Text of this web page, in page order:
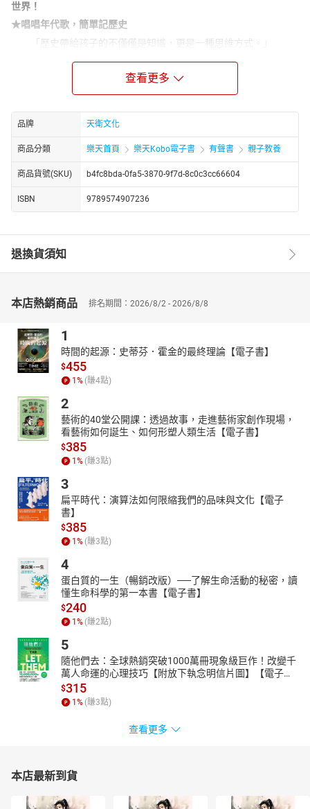
世界！
★唱唱年代歌，簡單記歷史
「歷史帶給孩子的不僅僅是知識，更是一種思維方式。」
《說給兒童的中國歷史》套書共10冊，選出自史前神話到近代，影
響中國歷史的傑出人物及事件，淺白精鍊的文字，讓孩子在學齡前
就開始建立初步的歷史概念。書後特別企畫「互動學習指南」，激
新的能力，在遊戲中輕鬆學歷史！
鄭成功趕走紅毛鬼，鹿耳門水道登陸大顯神通；
康熙屢次派兵打羅剎，展現國力劃清中俄邊境；
機智文人當屬畫家縣長鄭板橋、文學家紀曉嵐；
欽差大臣林則徐，杜絕鴉片，鐵心燒毀兩萬箱；
洪秀全心懷國家藍圖，太平天國起義終究成空；
偉大鐵路工程師詹天佑，修築中國自己的鐵路。
我們說到清朝，介紹令人尊敬的民族英雄、恪守其職的欽差大
中俄兩國曾經簽訂的條約，和中國有史以來參加人數最多的人民起
【本書關鍵字】
清、林則徐、黑旗軍、有聲書、歷史故事、中國、歷史、歷史人
物、判斷力、思考力
【本書資料】
有聲書
適讀年齡：4～6歲親子共讀；7歲以上自己聆聽
【本書特色】
1****親子討論促進思考
每一篇故事後，皆附【從古看今】賞析，引導孩子共讀與討
論；藉由閱讀過去，思考現在與未來。
2****語文知識大觀園
除了中國歷史年代歌，故事字裡行間更有大量成語、俗諺、歇
後語和節日習俗等，讓語文知識不知不覺內化進孩子的腦中。
3****小故事，大道理
書中所選的歷史人物遍及各個層面，有帝王、英雄將相、藝術
家、發明家、教育家……使孩子接觸到多元的價值觀，思考環境保
護、忠心、誠信等議題。
特別邀請悅讀學堂執行長葛琦霞老師指導，帶領10位閱讀推廣
名師共同企畫，設計每冊故事的互動學習指南，利用連連看、走迷
宮、心智圖、思考帽、故事梯、5W1H提問等創意遊戲促進孩子思
考，培養發現、歸納、與解決問題的能力。
年成立天衛文化圖書股份有限公司，專門出版少年兒童圖書，現任
在臺灣眾多少兒讀物中，獨樹一幟，力求培養中文兒童讀物寫作、
查看更多
品牌 天衛文化
商品分類 樂天首頁 樂天Kobo電子書 有聲書 親子教養
商品貨號(SKU) b4fc8bda-0fa5-3870-9f7d-8c0c3cc66604
ISBN 9789574907236
退換貨須知
本店熱銷商品 排名期間：2026/8/2 - 2026/8/8
1
時間的起源：史蒂芬．霍金的最終理論【電子書】
$455
1 % (賺4點)
2
藝術的40堂公開課：透過故事，走進藝術家創作現場，
看藝術如何誕生、如何形塑人類生活【電子書】
$385
1 % (賺3點)
3
扁平時代：演算法如何限縮我們的品味與文化【電子
書】
$385
1 % (賺3點)
4
蛋白質的一生（暢銷改版）──了解生命活動的秘密，讀
懂生命科學的第一本書【電子書】
$240
1 % (賺2點)
5
隨他們去：全球熱銷突破1000萬冊現象級巨作！改變千
萬人命運的心理技巧【附放下執念明信片圖】【電子
書】
$315
1 % (賺3點)
查看更多
本店最新到貨